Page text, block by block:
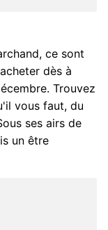
ce sont
dès à
Trouvez
vous faut, du
ses airs de
un être